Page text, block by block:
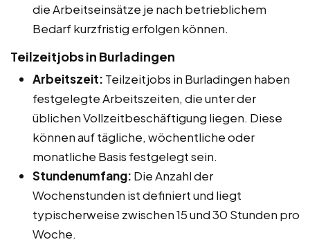
die Arbeitseinsätze je nach betrieblichem
Bedarf kurzfristig erfolgen können.
Teilzeitjobs in Burladingen
Arbeitszeit: Teilzeitjobs in Burladingen haben
festgelegte Arbeitszeiten, die unter der
üblichen Vollzeitbeschäftigung liegen. Diese
können auf tägliche, wöchentliche oder
monatliche Basis festgelegt sein.
Stundenumfang: Die Anzahl der
Wochenstunden ist definiert und liegt
typischerweise zwischen 15 und 30 Stunden pro
Woche.